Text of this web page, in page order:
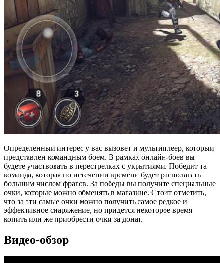
Определенный интерес у вас вызовет и мультиплеер, который
представлен командным боем. В рамках онлайн-боев вы
будете участвовать в перестрелках с укрытиями. Победит та
команда, которая по истечении времени будет располагать
большим числом фрагов. За победы вы получите специальные
очки, которые можно обменять в магазине. Стоит отметить,
что за эти самые очки можно получить самое редкое и
эффективное снаряжение, но придется некоторое время
копить или же приобрести очки за донат.
Видео-обзор